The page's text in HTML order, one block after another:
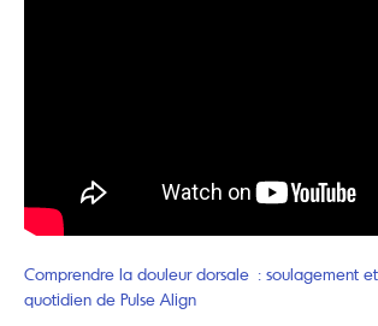
Comprendre la douleur dorsale : soulagement
quotidien de Pulse Align